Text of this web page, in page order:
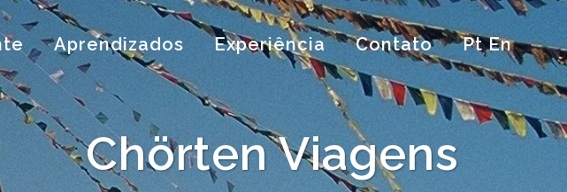
Aprendizados Experiência Contato Pt En
Chörten Viagens